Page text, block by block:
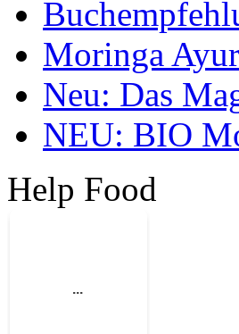
Moringa
Neu: Das
NEU: BIO
Help Food